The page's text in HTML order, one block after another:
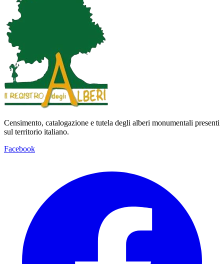
Censimento, catalogazione e tutela degli alberi monumentali presenti
sul territorio italiano.
Facebook